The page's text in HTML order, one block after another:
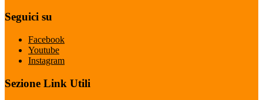
Seguici su
Facebook
Youtube
Instagram
Sezione Link Utili